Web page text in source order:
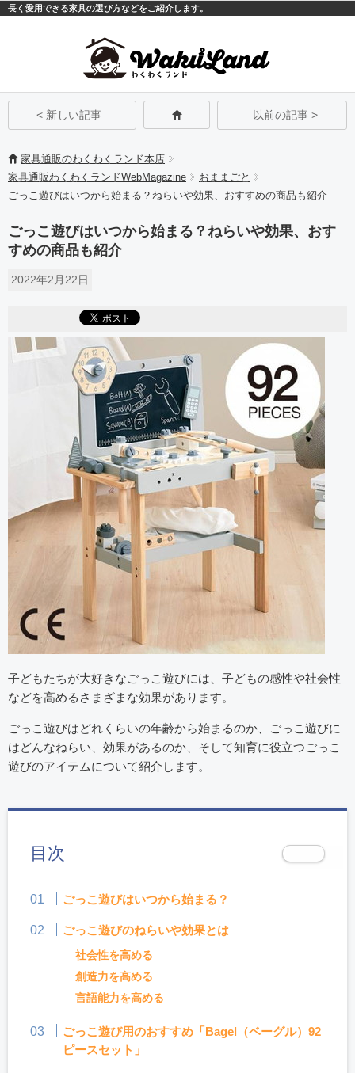
長く愛用できる家具の選び方などをご紹介します。
< 新しい記事 以前の記事 >
家具通販のわくわくランド本店
家具通販わくわくランドWebMagazine
おままごと
ごっこ遊びはいつから始まる？ねらいや効果、おすすめの商品も紹介
ごっこ遊びはいつから始まる？ねらいや効果、おす
すめの商品も紹介
2022年2月22日
子どもたちが大好きなごっこ遊びには、子どもの感性や社会性
などを高めるさまざまな効果があります。
ごっこ遊びはどれくらいの年齢から始まるのか、ごっこ遊びに
はどんなねらい、効果があるのか、そして知育に役立つごっこ
遊びのアイテムについて紹介します。
目次
ごっこ遊びはいつから始まる？
ごっこ遊びのねらいや効果とは
社会性を高める
創造力を高める
言語能力を高める
ごっこ遊び用のおすすめ「Bagel（ベーグル）92
ピースセット」
モバイルPC